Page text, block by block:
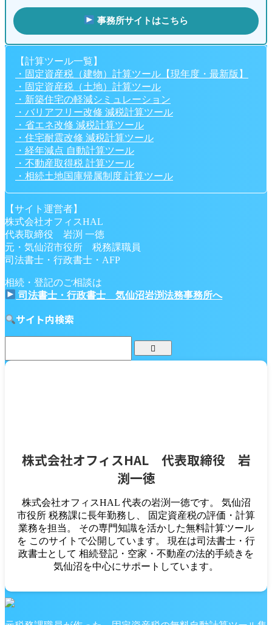
事務所サイトはこちら
【計算ツール一覧】
・固定資産税（建物）計算ツール【現年度・最新版】
・固定資産税（土地）計算ツール
・新築住宅の軽減シミュレーション
・バリアフリー改修 減税計算ツール
・省エネ改修 減税計算ツール
・住宅耐震改修 減税計算ツール
・経年減点 自動計算ツール
・不動産取得税 計算ツール
・相続土地国庫帰属制度 計算ツール
【サイト運営者】
株式会社オフィスHAL
代表取締役 岩渕 一徳
元・気仙沼市役所 税務課職員
司法書士・行政書士・AFP
相続・登記のご相談は
司法書士・行政書士 気仙沼岩渕法務事務所へ
サイト内検索
株式会社オフィスHAL 代表取締役 岩
渕一徳
株式会社オフィスHAL 代表の岩渕一徳です。 気仙沼
市役所 税務課に長年勤務し、 固定資産税の評価・計算
業務を担当。 その専門知識を活かした無料計算ツール
を このサイトで公開しています。 現在は司法書士・行
政書士として 相続登記・空家・不動産の法的手続きを
気仙沼を中心にサポートしています。